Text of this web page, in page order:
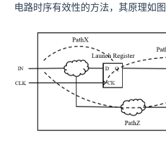
电路时序有效性的方法，其原理如图